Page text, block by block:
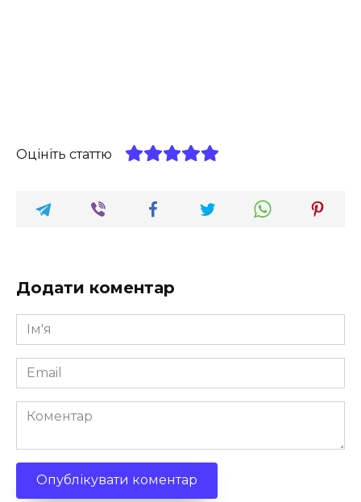
Оцініть статтю
Додати коментар
Ім'я
*
Email
*
Коментар